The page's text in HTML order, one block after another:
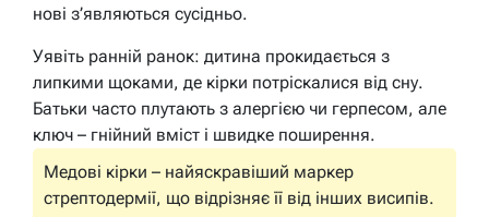
нові з’являються сусідньо.
Уявіть ранній ранок: дитина прокидається з
липкими щоками, де кірки потріскалися від сну.
Батьки часто плутають з алергією чи герпесом, але
ключ – гнійний вміст і швидке поширення.
Медові кірки – найяскравіший маркер
стрептодермії, що відрізняє її від інших висипів.